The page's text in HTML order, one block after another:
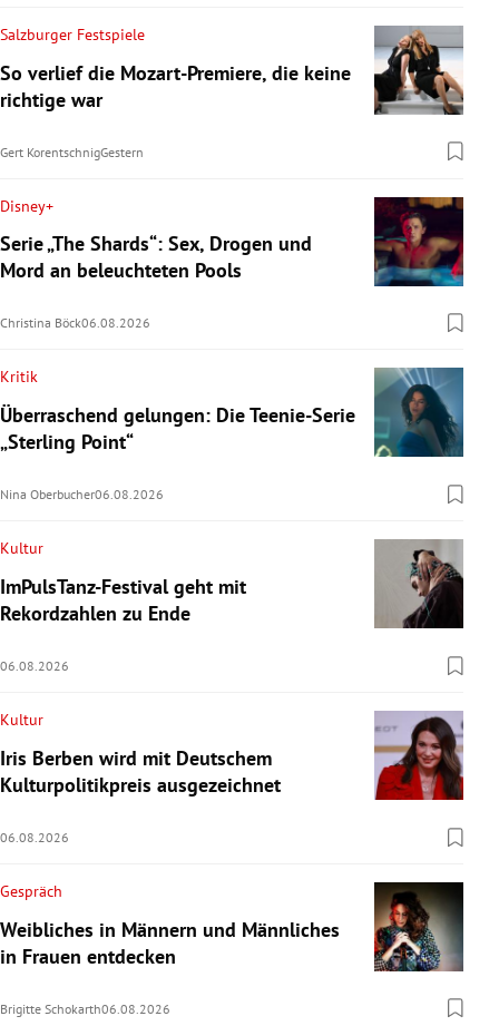
Salzburger Festspiele
So verlief die Mozart-Premiere, die keine
richtige war
Gert KorentschnigGestern
Disney+
Serie „The Shards“: Sex, Drogen und
Mord an beleuchteten Pools
Christina Böck06.08.2026
Kritik
Überraschend gelungen: Die Teenie-Serie
„Sterling Point“
Nina Oberbucher06.08.2026
Kultur
ImPulsTanz-Festival geht mit
Rekordzahlen zu Ende
06.08.2026
Kultur
Iris Berben wird mit Deutschem
Kulturpolitikpreis ausgezeichnet
06.08.2026
Gespräch
Weibliches in Männern und Männliches
in Frauen entdecken
Brigitte Schokarth06.08.2026